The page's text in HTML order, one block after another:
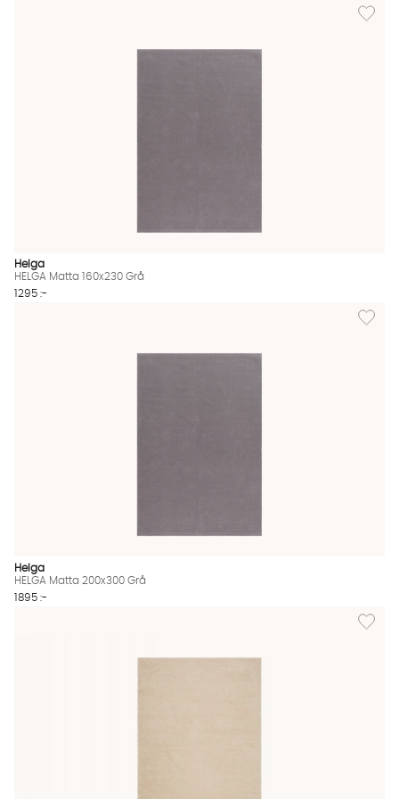
Lägg
Helga
HELGA Matta 160x230 Grå
1295 :-
Lägg
Helga
HELGA Matta 200x300 Grå
1895 :-
Lägg